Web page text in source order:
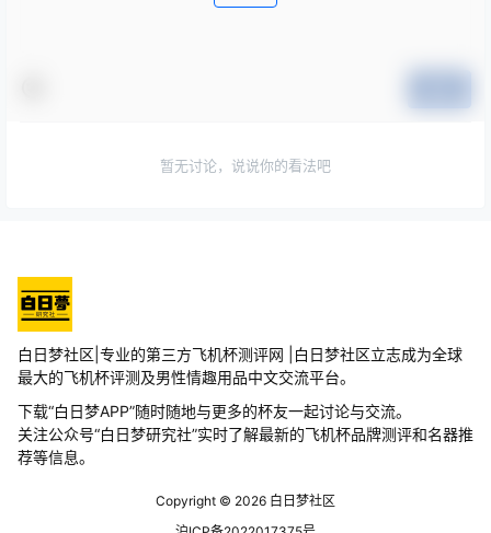
暂无讨论，说说你的看法吧
白日梦社区|专业的第三方飞机杯测评网 |白日梦社区立志成为全球
最大的飞机杯评测及男性情趣用品中文交流平台。
下载“白日梦APP”随时随地与更多的杯友一起讨论与交流。
关注公众号“白日梦研究社”实时了解最新的飞机杯品牌测评和名器推
荐等信息。
Copyright © 2026 白日梦社区